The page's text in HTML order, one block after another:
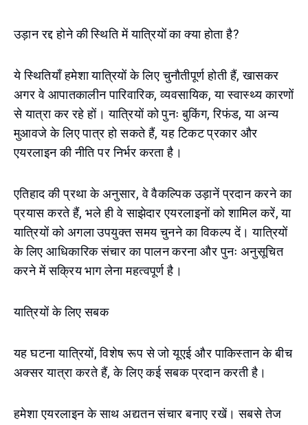
उड़ान रद्द होने की स्थिति में यात्रियों का क्या होता है?
ये स्थितियाँ हमेशा यात्रियों के लिए चुनौतीपूर्ण होती हैं, खासकर
अगर वे आपातकालीन पारिवारिक, व्यवसायिक, या स्वास्थ्य कारणों
से यात्रा कर रहे हों। यात्रियों को पुनः बुकिंग, रिफंड, या अन्य
मुआवजे के लिए पात्र हो सकते हैं, यह टिकट प्रकार और
एयरलाइन की नीति पर निर्भर करता है।
एतिहाद की प्रथा के अनुसार, वे वैकल्पिक उड़ानें प्रदान करने का
प्रयास करते हैं, भले ही वे साझेदार एयरलाइनों को शामिल करें, या
यात्रियों को अगला उपयुक्त समय चुनने का विकल्प दें। यात्रियों
के लिए आधिकारिक संचार का पालन करना और पुनः अनुसूचित
करने में सक्रिय भाग लेना महत्वपूर्ण है।
यात्रियों के लिए सबक
यह घटना यात्रियों, विशेष रूप से जो यूएई और पाकिस्तान के बीच
अक्सर यात्रा करते हैं, के लिए कई सबक प्रदान करती है।
हमेशा एयरलाइन के साथ अद्यतन संचार बनाए रखें। सबसे तेज